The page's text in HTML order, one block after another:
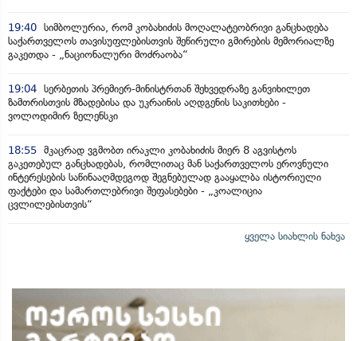
19:40 სიმბოლურია, რომ კობახიძის მოღალატეობრივი განცხადება
საქართველოს თავისუფლებისთვის შეწირული გმირების მემორიალზე
გაკეთდა - „ნაციონალური მოძრაობა“
19:04 სერბეთის პრემიერ-მინისტრთან შეხვედრაზე განვიხილეთ
ზამთრისთვის მზადებისა და უკრაინის აღდგენის საკითხები -
ვოლოდიმირ ზელენსკი
18:55 მკაცრად ვგმობთ ირაკლი კობახიძის მიერ 8 აგვისტოს
გაკეთებულ განცხადებას, რომლითაც მან საქართველოს ეროვნული
ინტერესების საწინააღმდეგოდ შეგნებულად გააყალბა ისტორიული
ფაქტები და სამართლებრივი შეფასებები - „კოალიცია
ცვლილებისთვის“
ყველა სიახლის ნახვა